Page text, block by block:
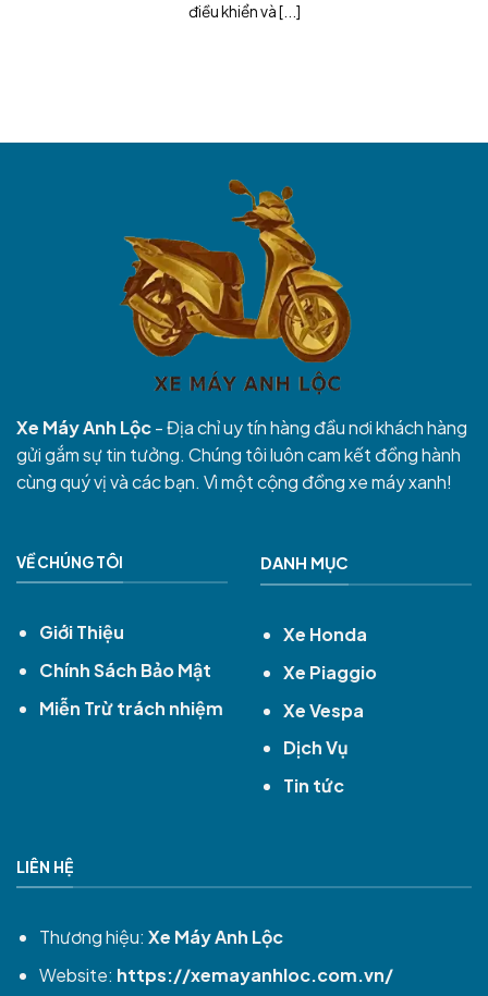
điều khiển và [...]
Xe Máy Anh Lộc- Địa chỉ uy tín hàng đầu nơi khách hàng
gửi gắm sự tin tưởng. Chúng tôi luôn cam kết đồng hành
cùng quý vị và các bạn. Vì một cộng đồng xe máy xanh!
VỀ CHÚNG TÔI
Giới Thiệu
Chính Sách Bảo Mật
Miễn Trừ trách nhiệm
DANH MỤC
Xe Honda
Xe Piaggio
Xe Vespa
Dịch Vụ
Tin tức
LIÊN HỆ
Thương hiệu: Xe Máy Anh Lộc
Website: https://xemayanhloc.com.vn/